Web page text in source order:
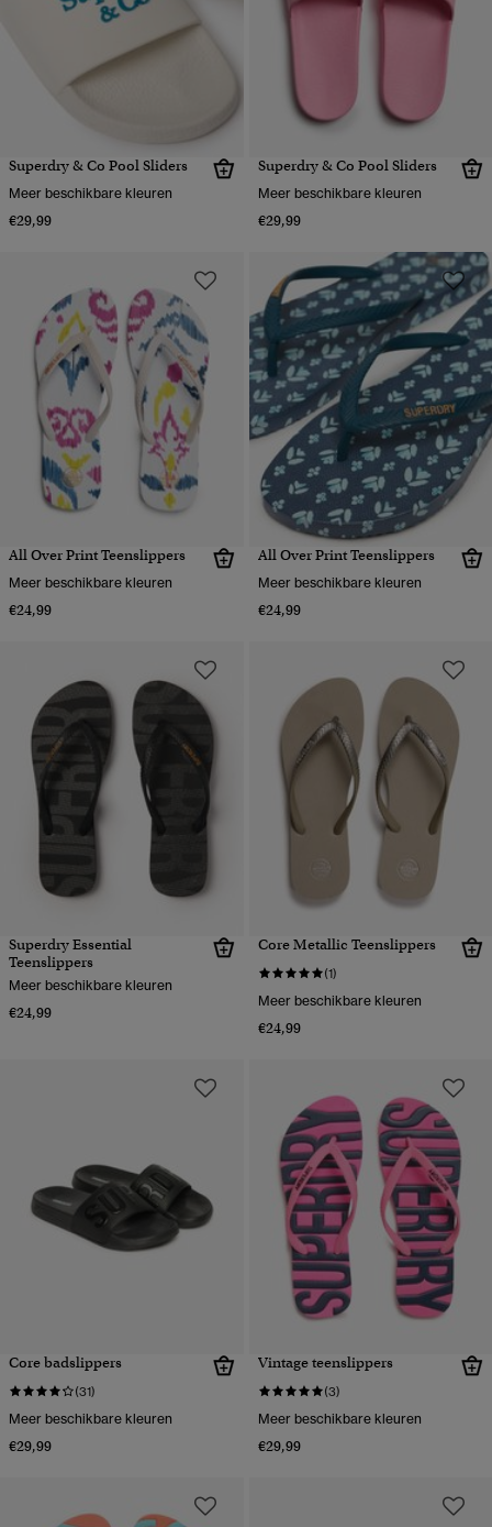
Superdry & Co Pool Sliders
Meer beschikbare kleuren
€29,99
Superdry & Co Pool Sliders
Meer beschikbare kleuren
€29,99
All Over Print Teenslippers
Meer beschikbare kleuren
€24,99
All Over Print Teenslippers
Meer beschikbare kleuren
€24,99
Superdry Essential
Teenslippers
Meer beschikbare kleuren
€24,99
Core Metallic Teenslippers
(1)
Meer beschikbare kleuren
€24,99
Core badslippers
(31)
Meer beschikbare kleuren
€29,99
Vintage teenslippers
(3)
Meer beschikbare kleuren
€29,99